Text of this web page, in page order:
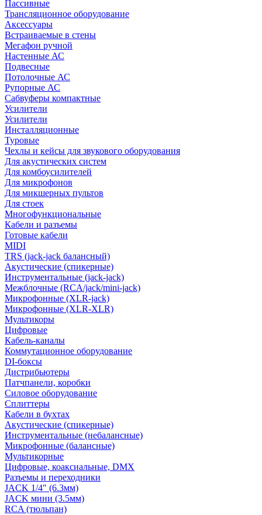
Пассивные
Трансляционное оборудование
Аксессуары
Встраиваемые в стены
Мегафон ручной
Настенные АС
Подвесные
Потолочные АС
Рупорные АС
Сабвуферы компактные
Усилители
Усилители
Инсталляционные
Туровые
Чехлы и кейсы для звукового оборудования
Для акустических систем
Для комбоусилителей
Для микрофонов
Для микшерных пультов
Для стоек
Многофункциональные
Кабели и разъемы
Готовые кабели
MIDI
TRS (jack-jack балансный)
Акустические (спикерные)
Инструментальные (jack-jack)
Межблочные (RCA/jack/mini-jack)
Микрофонные (XLR-jack)
Микрофонные (XLR-XLR)
Мультикоры
Цифровые
Кабель-каналы
Коммутационное оборудование
DI-боксы
Дистрибьютеры
Патчпанели, коробки
Силовое оборудование
Сплиттеры
Кабели в бухтах
Акустические (спикерные)
Инструментальные (небалансные)
Микрофонные (балансные)
Мультикорные
Цифровые, коаксиальные, DMX
Разъемы и переходники
JACK 1/4" (6.3мм)
JACK мини (3.5мм)
RCA (тюльпан)